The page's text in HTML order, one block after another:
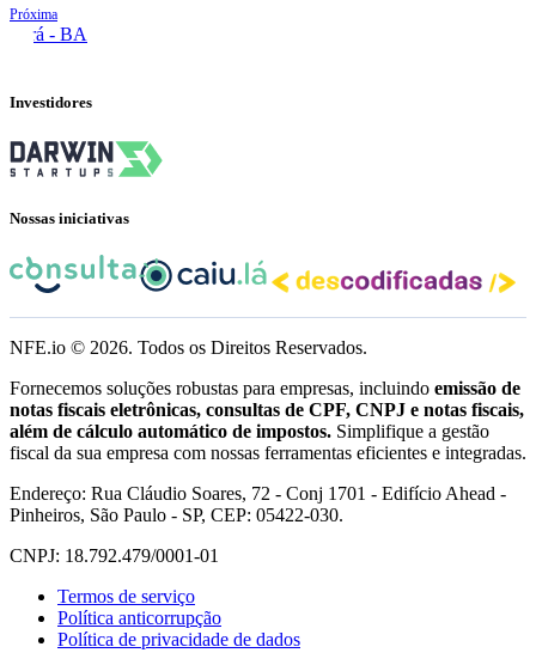
Próxima
Irará - BA
Investidores
Nossas iniciativas
NFE.io © 2026. Todos os Direitos Reservados.
Fornecemos soluções robustas para empresas, incluindo emissão de
notas fiscais eletrônicas, consultas de CPF, CNPJ e notas fiscais,
além de cálculo automático de impostos. Simplifique a gestão
fiscal da sua empresa com nossas ferramentas eficientes e integradas.
Endereço: Rua Cláudio Soares, 72 - Conj 1701 - Edifício Ahead -
Pinheiros, São Paulo - SP, CEP: 05422-030.
CNPJ: 18.792.479/0001-01
Termos de serviço
Política anticorrupção
Política de privacidade de dados